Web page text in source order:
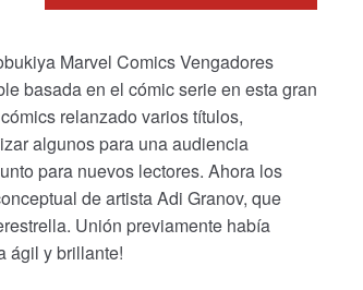
Marvel Comics Vengadores
basada en el cómic serie en esta gran
relanzado varios títulos,
algunos para una audiencia
para nuevos lectores. Ahora los
de artista Adi Granov, que
Unión previamente había
ágil y brillante!